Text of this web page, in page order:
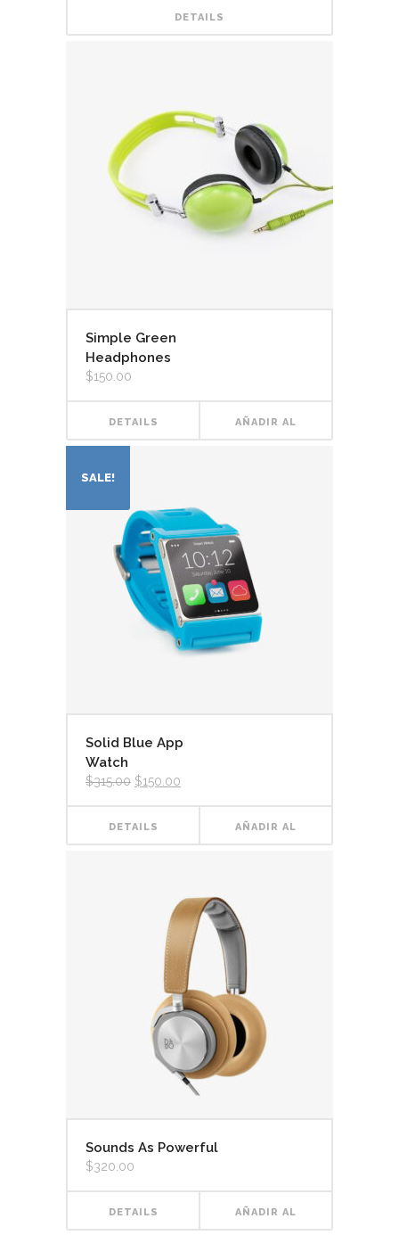
DETAILS
Simple Green
Headphones
$150.00
DETAILS AÑADIR AL
SALE!
Solid Blue App
Watch
$315.00 El
original
$315.00.
$150.00
actual
DETAILS AÑADIR AL
Sounds As Powerful
$320.00
DETAILS AÑADIR AL